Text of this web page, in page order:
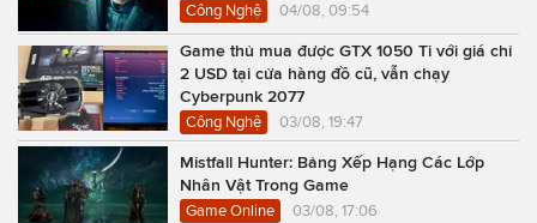
Công Nghệ 04/08, 09:54
Game thủ mua được GTX 1050 Ti với giá chỉ
2 USD tại cửa hàng đồ cũ, vẫn chạy
Cyberpunk 2077
Công Nghệ 03/08, 19:47
Mistfall Hunter: Bảng Xếp Hạng Các Lớp
Nhân Vật Trong Game
Game Online 03/08, 17:06